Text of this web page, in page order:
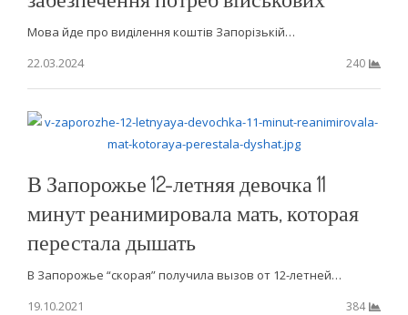
Мова йде про виділення коштів Запорізькій…
22.03.2024
240
В Запорожье 12-летняя девочка 11
минут реанимировала мать, которая
перестала дышать
В Запорожье “скорая” получила вызов от 12-летней…
19.10.2021
384